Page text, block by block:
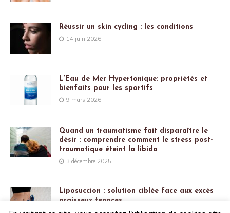
Réussir un skin cycling : les conditions
14 juin 2026
L’Eau de Mer Hypertonique: propriétés et
bienfaits pour les sportifs
9 mars 2026
Quand un traumatisme fait disparaître le
désir : comprendre comment le stress post-
traumatique éteint la libido
3 décembre 2025
Liposuccion : solution ciblée face aux excès
graisseux tenaces